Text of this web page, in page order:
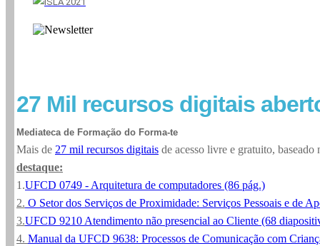
27 Mil recursos digitais
Mediateca de Formação do Forma-te
Mais de 27 mil recursos digitais de acesso livre e gratuito,
destaque:
1.UFCD 0749 - Arquitetura de computadores (86 pág.)
2. O Setor dos Serviços de Proximidade: Serviços Pessoais e de
3.UFCD 9210 Atendimento não presencial ao Cliente (68
4. Manual da UFCD 9638: Processos de Comunicação com